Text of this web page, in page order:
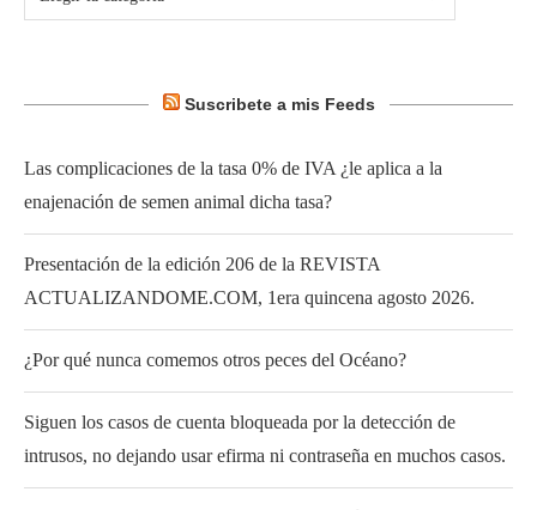
Suscribete a mis Feeds
Las complicaciones de la tasa 0% de IVA ¿le aplica a la
enajenación de semen animal dicha tasa?
Presentación de la edición 206 de la REVISTA
ACTUALIZANDOME.COM, 1era quincena agosto 2026.
¿Por qué nunca comemos otros peces del Océano?
Siguen los casos de cuenta bloqueada por la detección de
intrusos, no dejando usar efirma ni contraseña en muchos casos.